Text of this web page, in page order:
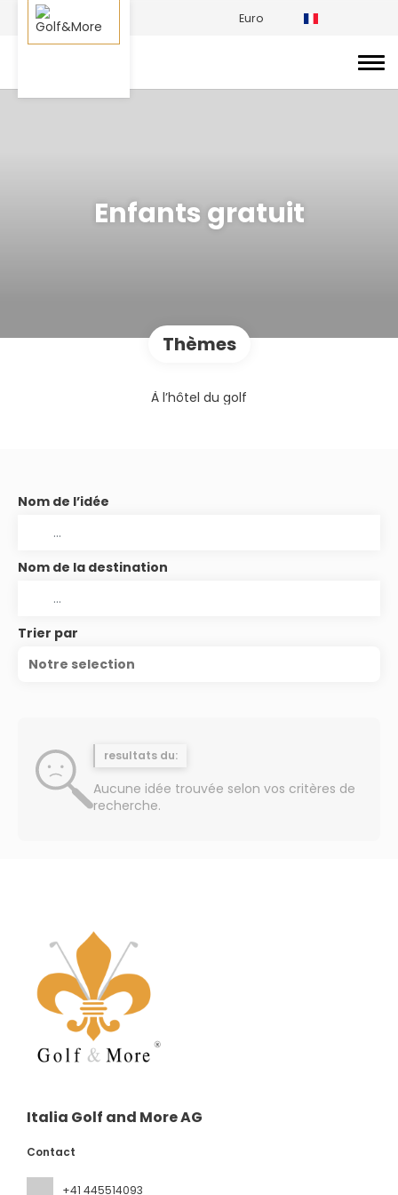
Euro
Enfants gratuit
Thèmes
À l’hôtel du golf
Nom de l’idée
Nom de la destination
Trier par
Notre selection
resultats du:
Aucune idée trouvée selon vos critères de
recherche.
Italia Golf and More AG
Contact
+41 445514093